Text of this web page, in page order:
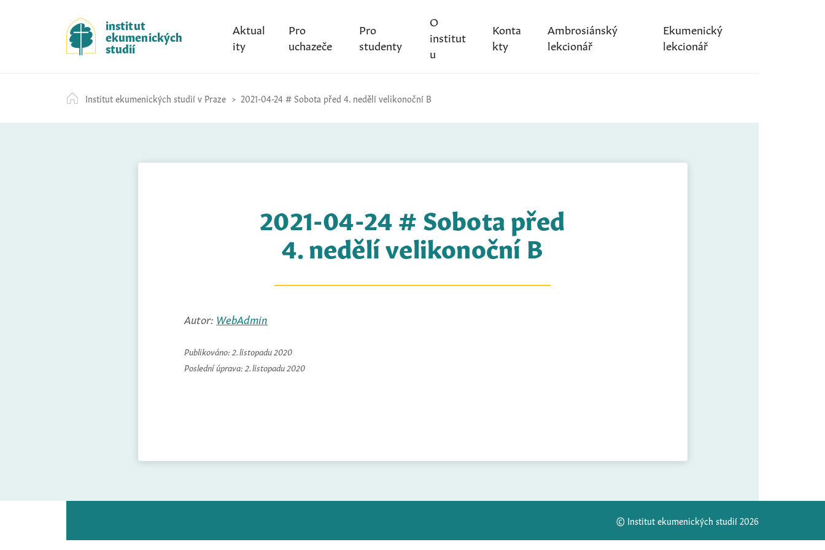
k
i
p
t
c
o
institut
ekumenických
studií
Aktual
ity
Pro
uchazeče
Pro
studenty
O
institut
u
Konta
kty
Ambrosiánský
lekcionář
Ekumenický
lekcionář
Institut ekumenických studií v Praze 2021-04-24 # Sobota před 4. nedělí velikonoční B
2021-04-24 # Sobota před
4. nedělí velikonoční B
Autor: WebAdmin
Publikováno: 2. listopadu 2020
Poslední úprava: 2. listopadu 2020
© Institut ekumenických studií 2026